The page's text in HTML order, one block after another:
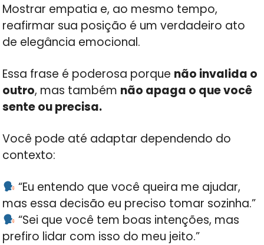
Mostrar empatia e, ao mesmo tempo,
reafirmar sua posição é um verdadeiro ato
de elegância emocional.
Essa frase é poderosa porque não invalida o
outro, mas também não apaga o que você
sente ou precisa.
Você pode até adaptar dependendo do
contexto:
“Eu entendo que você queira me ajudar,
mas essa decisão eu preciso tomar sozinha.”
“Sei que você tem boas intenções, mas
prefiro lidar com isso do meu jeito.”